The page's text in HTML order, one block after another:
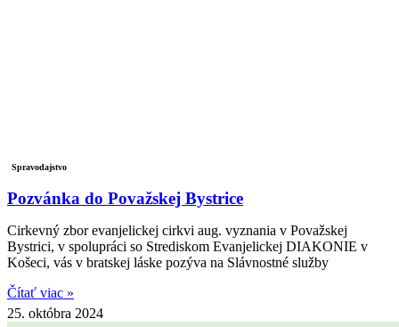
Spravodajstvo
Pozvánka do Považskej Bystrice
Cirkevný zbor evanjelickej cirkvi aug. vyznania v Považskej
Bystrici, v spolupráci so Strediskom Evanjelickej DIAKONIE v
Košeci, vás v bratskej láske pozýva na Slávnostné služby
Čítať viac »
25. októbra 2024